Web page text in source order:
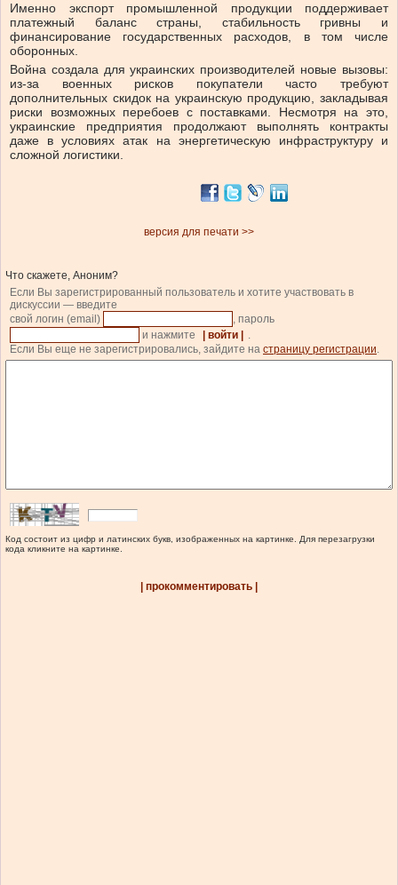
Именно экспорт промышленной продукции поддерживает
платежный баланс страны, стабильность гривны и
финансирование государственных расходов, в том числе
оборонных.
Война создала для украинских производителей новые вызовы:
из-за военных рисков покупатели часто требуют
дополнительных скидок на украинскую продукцию, закладывая
риски возможных перебоев с поставками. Несмотря на это,
украинские предприятия продолжают выполнять контракты
даже в условиях атак на энергетическую инфраструктуру и
сложной логистики.
версия для печати >>
Что скажете, Аноним?
Если Вы зарегистрированный пользователь и хотите участвовать в
дискуссии — введите
свой логин (email)
, пароль
и нажмите
| войти |
.
Если Вы еще не зарегистрировались, зайдите на страницу регистрации.
Код состоит из цифр и латинских букв, изображенных на картинке. Для перезагрузки
кода кликните на картинке.
| прокомментировать |